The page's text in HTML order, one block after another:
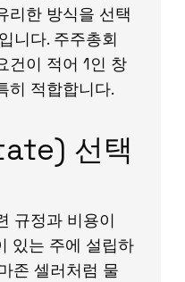
리한 방식을 선택
니다. 주주총회
건이 적어 1인 창
히 적합합니다.
선택
규정과 비용이
있는 주에 설립하
존 셀러처럼 물